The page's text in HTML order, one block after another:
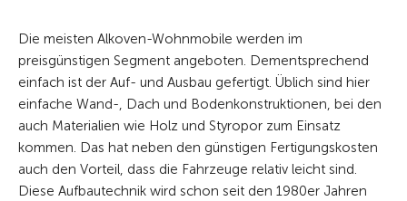
Die meisten Alkoven-Wohnmobile werden im
preisgünstigen Segment angeboten. Dementsprechend
einfach ist der Auf- und Ausbau gefertigt. Üblich sind hier
einfache Wand-, Dach und Bodenkonstruktionen, bei den
auch Materialien wie Holz und Styropor zum Einsatz
kommen. Das hat neben den günstigen Fertigungskosten
auch den Vorteil, dass die Fahrzeuge relativ leicht sind.
Diese Aufbautechnik wird schon seit den 1980er Jahren